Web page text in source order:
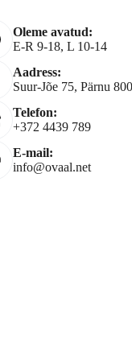
Oleme avatud:
E-R 9-18, L 10-14
Aadress:
Suur-Jõe 75, Pärnu
Telefon:
+372 4439 789
E-mail:
info@ovaal.net